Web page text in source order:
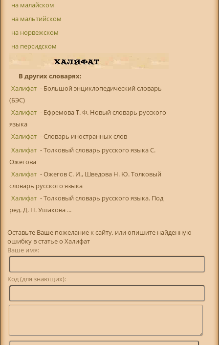
на малайском
на мальтийском
на норвежском
на персидском
В других словарях:
Халифат - Большой энциклопедический словарь
(БЭС)
Халифат - Ефремова Т. Ф. Новый словарь русского
языка
Халифат - Словарь иностранных слов
Халифат - Толковый словарь русского языка С.
Ожегова
Халифат - Ожегов С. И., Шведова Н. Ю. Толковый
словарь русского языка
Халифат - Толковый словарь русского языка. Под
ред. Д. Н. Ушакова ...
Оставьте Ваше пожелание к сайту, или опишите найденную
ошибку в статье о Халифат
Ваше имя:
Код (для знающих):